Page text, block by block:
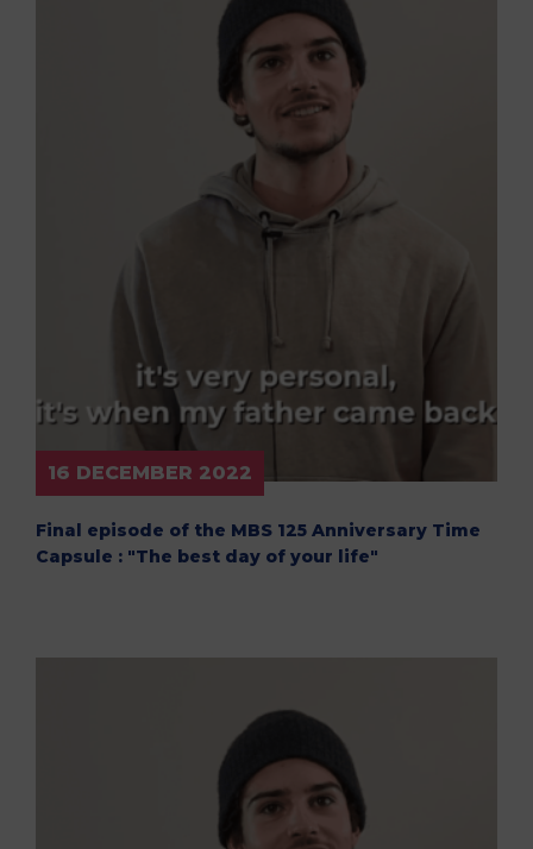
16 DECEMBER 2022
Final episode of the MBS 125 Anniversary Time
Capsule : "The best day of your life"